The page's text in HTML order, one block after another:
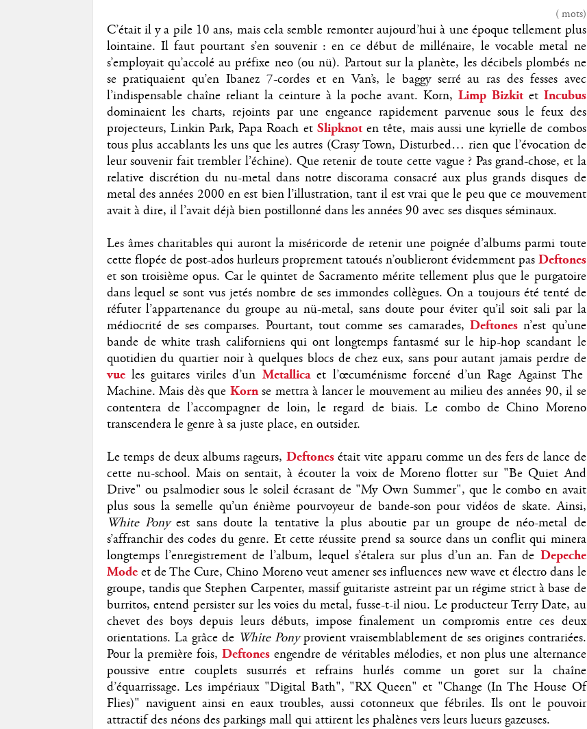
(mots)
C’était il y a pile 10 ans, mais cela semble remonter aujourd’hui à une époque tellement plus
lointaine. Il faut pourtant s’en souvenir : en ce début de millénaire, le vocable metal ne
s’employait qu’accolé au préfixe neo (ou nü). Partout sur la planète, les décibels plombés ne
se pratiquaient qu’en Ibanez 7-cordes et en Van’s, le baggy serré au ras des fesses avec
l’indispensable chaîne reliant la ceinture à la poche avant. Korn, Limp Bizkit etIncubus
dominaient les charts, rejoints par une engeance rapidement parvenue sous le feux des
projecteurs, Linkin Park, Papa Roach etSlipknoten tête, mais aussi une kyrielle de combos
tous plus accablants les uns que les autres (Crasy Town, Disturbed… rien que l’évocation de
leur souvenir fait trembler l’échine). Que retenir de toute cette vague ? Pas grand-chose, et la
relative discrétion du nu-metal dans notre discorama consacré aux plus grands disques de
metal des années 2000 en est bien l’illustration, tant il est vrai que le peu que ce mouvement
avait à dire, il l’avait déjà bien postillonné dans les années 90 avec ses disques séminaux.
Les âmes charitables qui auront la miséricorde de retenir une poignée d’albums parmi toute
cette flopée de post-ados hurleurs proprement tatoués n’oublieront évidemment pasDeftones
et son troisième opus. Car le quintet de Sacramento mérite tellement plus que le purgatoire
dans lequel se sont vus jetés nombre de ses immondes collègues. On a toujours été tenté de
réfuter l’appartenance du groupe au nü-metal, sans doute pour éviter qu’il soit sali par la
médiocrité de ses comparses. Pourtant, tout comme ses camarades, Deftonesn’est qu’une
bande de white trash californiens qui ont longtemps fantasmé sur le hip-hop scandant le
quotidien du quartier noir à quelques blocs de chez eux, sans pour autant jamais perdre de
vue les guitares viriles d’un Metallicaet l’œcuménisme forcené d’un Rage Against The
Machine. Mais dès que Kornse mettra à lancer le mouvement au milieu des années 90, il se
contentera de l’accompagner de loin, le regard de biais. Le combo de Chino Moreno
transcendera le genre à sa juste place, en outsider.
Le temps de deux albums rageurs, Deftonesétait vite apparu comme un des fers de lance de
cette nu-school. Mais on sentait, à écouter la voix de Moreno flotter sur "Be Quiet And
Drive" ou psalmodier sous le soleil écrasant de "My Own Summer", que le combo en avait
plus sous la semelle qu’un énième pourvoyeur de bande-son pour vidéos de skate. Ainsi,
White Ponyest sans doute la tentative la plus aboutie par un groupe de néo-metal de
s’affranchir des codes du genre. Et cette réussite prend sa source dans un conflit qui minera
longtemps l’enregistrement de l’album, lequel s’étalera sur plus d’un an. Fan de Depeche
Mode et de The Cure, Chino Moreno veut amener ses influences new wave et électro dans le
groupe, tandis que Stephen Carpenter, massif guitariste astreint par un régime strict à base de
burritos, entend persister sur les voies du metal, fusse-t-il niou. Le producteur Terry Date, au
chevet des boys depuis leurs débuts, impose finalement un compromis entre ces deux
orientations. La grâce de White Ponyprovient vraisemblablement de ses origines contrariées.
Pour la première fois, Deftonesengendre de véritables mélodies, et non plus une alternance
poussive entre couplets susurrés et refrains hurlés comme un goret sur la chaîne
d’équarrissage. Les impériaux "Digital Bath", "RX Queen" et "Change (In The House Of
Flies)" naviguent ainsi en eaux troubles, aussi cotonneux que fébriles. Ils ont le pouvoir
attractif des néons des parkings mall qui attirent les phalènes vers leurs lueurs gazeuses.